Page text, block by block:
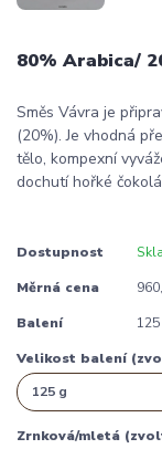
80% Arabica/
Směs Vávra je
(20%). Je vhodná
tělo, kompexní
dochutí hořké
Dostupnost
Měrná cena
Balení
Velikost balení
Zrnková/mletá